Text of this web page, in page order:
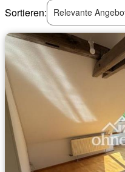
Sortieren:
Relevante